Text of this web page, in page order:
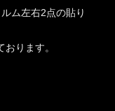
ム左右2点の貼り
ります。